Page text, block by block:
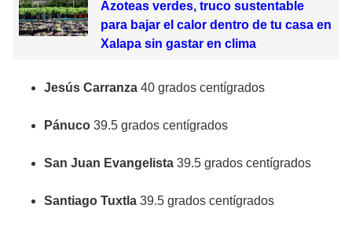
Azoteas verdes, truco sustentable
para bajar el calor dentro de tu casa en
Xalapa sin gastar en clima
Jesús Carranza 40 grados centígrados
Pánuco 39.5 grados centígrados
San Juan Evangelista 39.5 grados centígrados
Santiago Tuxtla 39.5 grados centígrados